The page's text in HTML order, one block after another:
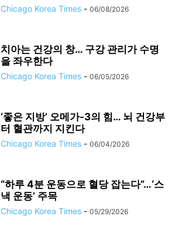
Chicago Korea Times - 06/08/2026
치아는 건강의 창… 구강 관리가 수명
을 좌우한다
Chicago Korea Times - 06/05/2026
‘좋은 지방’ 오메가-3의 힘… 뇌 건강부
터 혈관까지 지킨다
Chicago Korea Times - 06/04/2026
“하루 4분 운동으로 혈당 잡는다”…‘스
낵 운동’ 주목
Chicago Korea Times - 05/29/2026